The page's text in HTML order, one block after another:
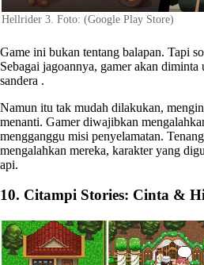
Hellrider 3. Foto: (Google Play Store)
Game ini bukan tentang balapan. Tapi
Sebagai jagoannya, gamer akan diminta
sandera .
Namun itu tak mudah dilakukan,
menanti. Gamer diwajibkan
mengganggu misi penyelamatan.
mengalahkan mereka, karakter yang
api.
10. Citampi Stories: Cinta &